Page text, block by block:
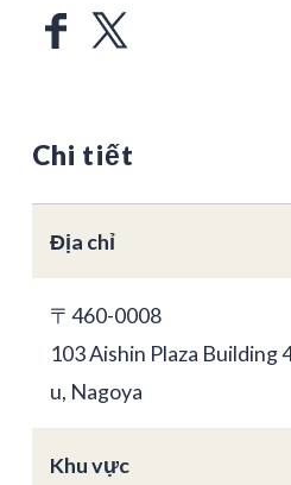
Chi tiết
Địa chỉ
〒460-0008
103 Aishin Plaza Building
u, Nagoya
Khu vực